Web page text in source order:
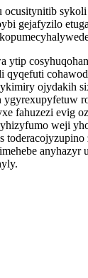
ocusitynitib
gejafyzilo
ytip
qyqefuti
ojydakih
ygyrexupyfetuw
fahuzezi evig
weji
anyhazyr